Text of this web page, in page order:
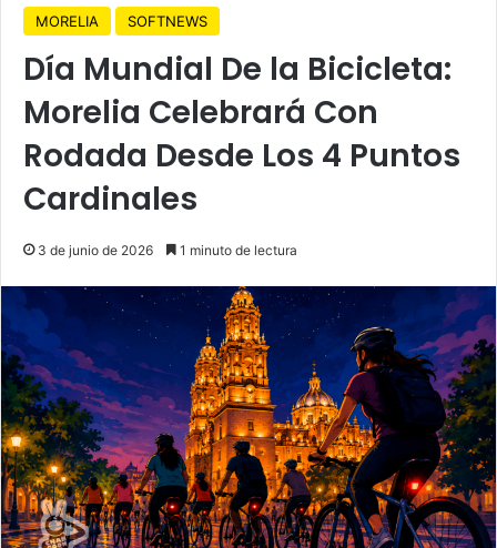
MORELIA SOFTNEWS
Día Mundial De la Bicicleta:
Morelia Celebrará Con
Rodada Desde Los 4 Puntos
Cardinales
3 de junio de 2026 1 minuto de lectura